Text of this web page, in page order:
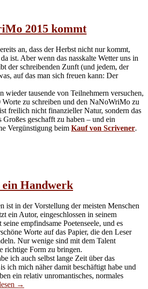
2015 kommt
an, dass der Herbst nicht nur kommt,
ist. Aber wenn das nasskalte Wetter uns in
der schreibenden Zunft (und jedem, der
auf das man sich freuen kann: Der
wieder tausende von Teilnehmern versuchen,
zu schreiben und den NaNoWriMo zu
freilich nicht finanzieller Natur, sondern das
Großes geschafft zu haben – und ein
Vergünstigung beim Kauf von Scrivener.
ein Handwerk
ist in der Vorstellung der meisten Menschen
ein Autor, eingeschlossen in seinem
empfindsame Poetenseele, und es
Worte auf das Papier, die den Leser
Nur wenige sind mit dem Talent
richtige Form zu bringen.
ich auch selbst lange Zeit über das
ich mich näher damit beschäftigt habe und
ein relativ unromantisches, normales
→